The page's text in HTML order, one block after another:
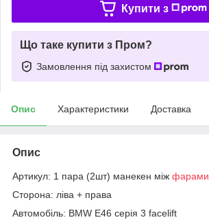
Купити з
Що таке купити з Пром?
Замовлення під захистом
Опис Характеристики Доставка
Опис
Артикул: 1 пара (2шт) манекен між фарами
Сторона: ліва + права
Автомобіль: BMW E46 серія 3 facelift